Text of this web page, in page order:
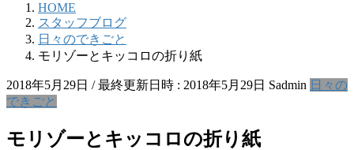
HOME
スタッフブログ
日々のできごと
モリゾーとキッコロの折り紙
2018年5月29日 / 最終更新日時 : 2018年5月29日 Sadmin 日々の
できごと
モリゾーとキッコロの折り紙